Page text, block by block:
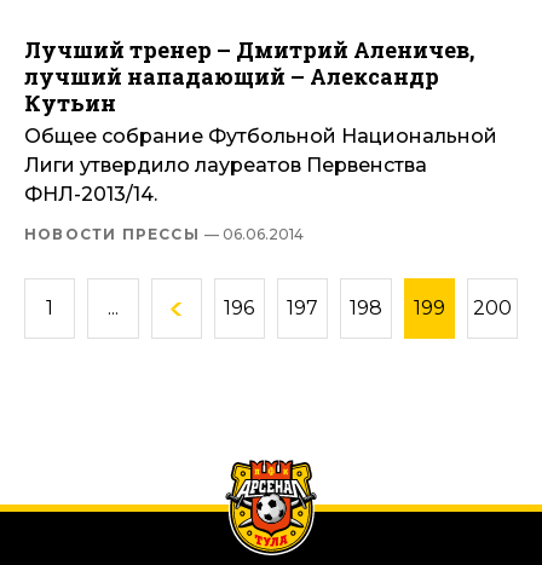
Лучший тренер – Дмитрий Аленичев,
лучший нападающий – Александр
Кутьин
Общее собрание Футбольной Национальной
Лиги утвердило лауреатов Первенства
ФНЛ-2013/14.
НОВОСТИ ПРЕССЫ — 06.06.2014
1 ... 196 197 198 199 200